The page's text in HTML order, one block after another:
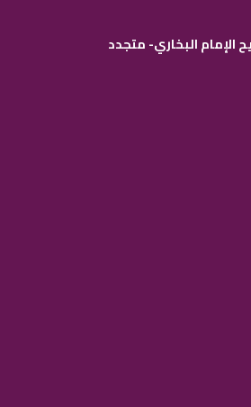
الإمام البخاري- متجدد